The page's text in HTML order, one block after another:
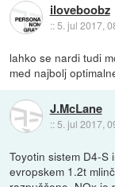
iloveboobz
::5. jul 2017,
lahko se nardi tudi
med najbolj
J.McLane
:: 5. jul 2017,
Toyotin sistem D4-
evropskem 1.2t